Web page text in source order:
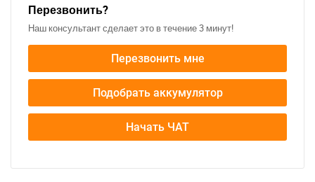
Перезвонить?
Наш консультант сделает это в течение 3 минут!
Перезвонить мне
Подобрать аккумулятор
Начать ЧАТ